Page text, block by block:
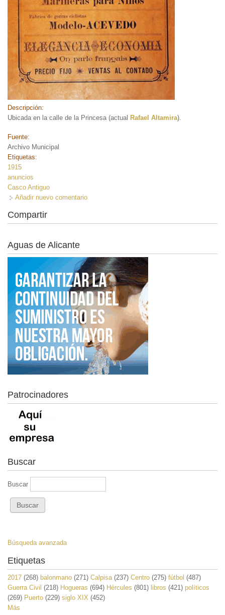
Descripción:
Ubicada en la calle de la Princesa (actual Rafael Altamira).
Fuente:
Archivo Municipal
Etiquetas:
1915
anuncios
Casco Antiguo
Añadir nuevo comentario
Compartir
Aguas de Alicante
Patrocinadores
Buscar
Buscar
Búsqueda avanzada
Etiquetas
2017 (268) balonmano (271) Calpisa (237) Centro (275) fútbol (487)
Guerra Civil (218) Hogueras (694) Hércules (801) libros (421) políticos
(269) Puerto (229) siglo XIX (452)
Más